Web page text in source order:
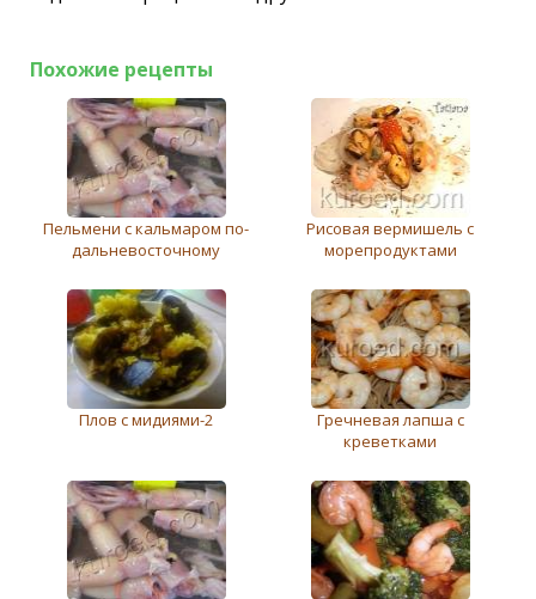
Похожие рецепты
Пельмени с кальмаром по-
дальневосточному
Рисовая вермишель с
морепродуктами
Плов с мидиями-2
Гречневая лапша с
креветками